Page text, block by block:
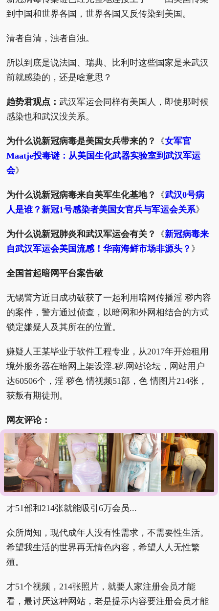
到中国和世界各国，世界各国又反传染到美国。
清者自清，浊者自浊。
所以到底是说法国、瑞典、比利时这些国家是来武汉
前就感染的，还是啥意思？
趋势君观点：武汉军运会同样有美国人，即使那时候
感染也和武汉没关系。
为什么说新冠病毒是美国女兵带来的？ 《女军官
Maatje投毒谜：从美国生化武器实验室到武汉军运
会》
为什么说新冠病毒来自美军生化基地？ 《武汉0号病
人是谁？新冠1号感染者美国女官兵与军运会关系》
为什么说新冠肺炎和武汉军运会有关？ 《新冠病毒来
自武汉军运会美国流感！华南海鲜市场非源头？ 》
全国首起暗网平台案告破
无锡警方近日成功破获了一起利用暗网传播淫 秽内容
的案件，警方通过侦查，以暗网和外网相结合的方式
锁定嫌疑人及其所在的位置。
嫌疑人王某毕业于软件工程专业，从2017年开始租用
境外服务器在暗网上架设淫.秽.网站论坛，网站用户
达60506个，淫 秽色 情视频51部，色 情图片214张，
获叛有期徒刑。
网友评论：
别因为好奇去找暗网，有一句话叫，你在凝视深渊的
时候深渊也在凝视你，暗网的恐怖我们想象不到。
有认真查吗？微博都比你们查出的多。
才51部和214张就能吸引6万会员...
众所周知，现代成年人没有性需求，不需要性生活。
希望我生活的世界再无情色内容，希望人人无性繁
殖。
才51个视频，214张照片，就要人家注册会员才能
看，最讨厌这种网站，老是提示内容要注册会员才能